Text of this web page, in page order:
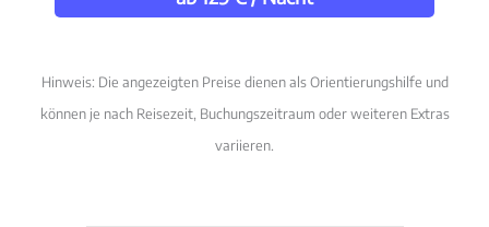
Hinweis: Die angezeigten Preise dienen als Orientierungshilfe und
können je nach Reisezeit, Buchungszeitraum oder weiteren Extras
variieren.